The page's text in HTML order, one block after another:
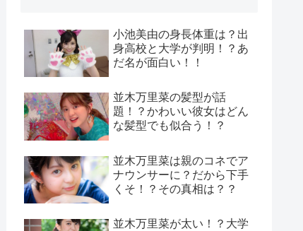
小池美由の身長体重は？出
身高校と大学が判明！？あ
だ名が面白い！！
並木万里菜の髪型が話
題！？かわいい彼女はどん
な髪型でも似合う！？
並木万里菜は親のコネでア
ナウンサーに？だから下手
くそ！？その真相は？？
並木万里菜が太い！？大学